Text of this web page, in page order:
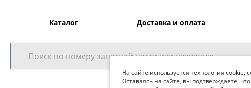
Каталог Доставка и оплата
На сайте используется технология
Оставаясь на сайте, вы подтверждаете,